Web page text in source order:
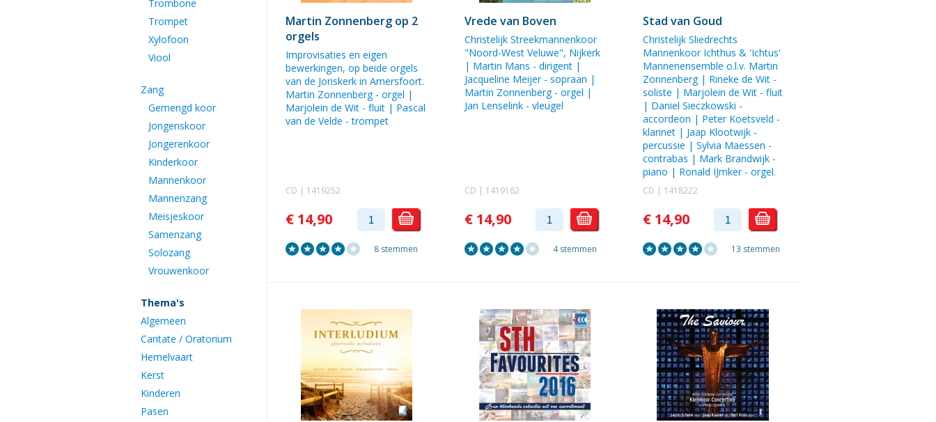
Trombone
Trompet
Xylofoon
Viool
Zang
Gemengd koor
Jongenskoor
Jongerenkoor
Kinderkoor
Mannenkoor
Mannenzang
Meisjeskoor
Samenzang
Solozang
Vrouwenkoor
Thema's
Algemeen
Cantate / Oratorium
Hemelvaart
Kerst
Kinderen
Pasen
Martin Zonnenberg op 2
orgels
Improvisaties en eigen
bewerkingen, op beide orgels
van de Joriskerk in Amersfoort.
Martin Zonnenberg- orgel |
Marjolein de Wit - fluit | Pascal
van de Velde - trompet
CD | 1419252
€ 14,90
8 stemmen
Vrede van Boven
Christelijk Streekmannenkoor
"Noord-West Veluwe", Nijkerk
| Martin Mans - dirigent |
Jacqueline Meijer- sopraan |
Martin Zonnenberg- orgel |
Jan Lenselink- vleugel
CD | 1419162
€ 14,90
4 stemmen
Stad van Goud
Christelijk Sliedrechts
Mannenkoor Ichthus & 'Ichtus'
Mannenensemble o.l.v. Martin
Zonnenberg| Rineke de Wit-
soliste | Marjolein de Wit- fluit
| Daniel Sieczkowski -
accordeon | Peter Koetsveld -
klarinet | Jaap Klootwijk-
percussie | Sylvia Maessen -
contrabas | Mark Brandwijk-
piano | Ronald IJmker- orgel.
CD | 1418222
€ 14,90
13 stemmen